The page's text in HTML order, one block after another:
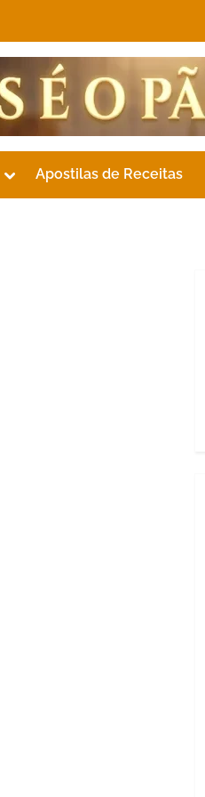
Toggle
menu
Apostilas de Receitas